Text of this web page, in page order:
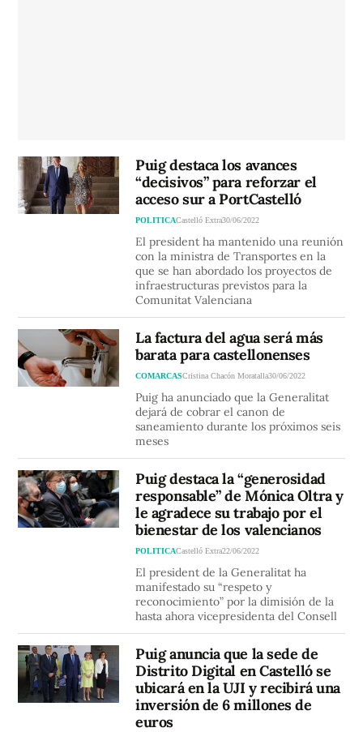
Puig destaca los avances
“decisivos” para reforzar el
acceso sur a PortCastelló
POLITICACastelló Extra30/06/2022
El president ha mantenido una reunión
con la ministra de Transportes en la
que se han abordado los proyectos de
infraestructuras previstos para la
Comunitat Valenciana
La factura del agua será más
barata para castellonenses
COMARCASCristina Chacón Moratalla30/06/2022
Puig ha anunciado que la Generalitat
dejará de cobrar el canon de
saneamiento durante los próximos seis
meses
Puig destaca la “generosidad
responsable” de Mónica Oltra y
le agradece su trabajo por el
bienestar de los valencianos
POLITICACastelló Extra22/06/2022
El president de la Generalitat ha
manifestado su “respeto y
reconocimiento” por la dimisión de la
hasta ahora vicepresidenta del Consell
Puig anuncia que la sede de
Distrito Digital en Castelló se
ubicará en la UJI y recibirá una
inversión de 6 millones de
euros